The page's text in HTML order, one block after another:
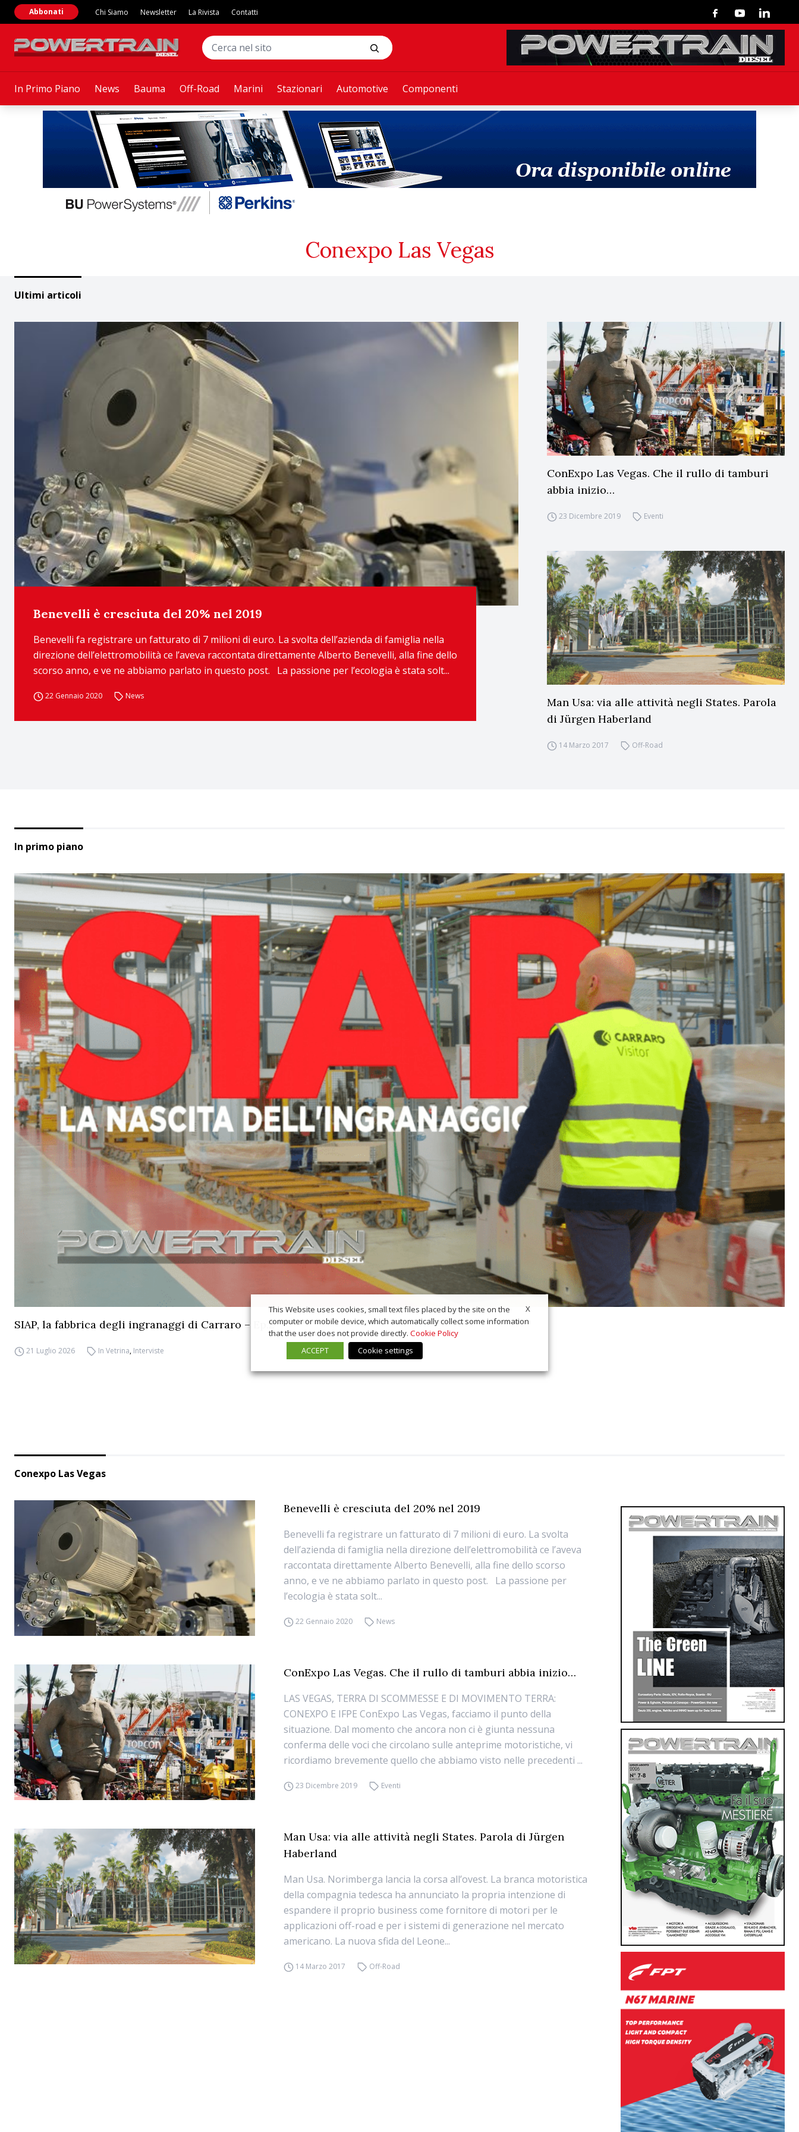
In Primo Piano News Bauma Off-Road Marini Stazionari Automotive Componenti
Abbonati Chi Siamo Newsletter La Rivista Contatti FacebookYoutubeLinkedin
Conexpo Las Vegas
Ultimi articoli
Benevelli è cresciuta del 20% nel 2019
Benevelli fa registrare un fatturato di 7 milioni di euro. La svolta dell’azienda di famiglia nella
direzione dell’elettromobilità ce l’aveva raccontata direttamente Alberto Benevelli, alla fine dello
scorso anno, e ve ne abbiamo parlato in questo post. La passione per l’ecologia è stata solt...
22 Gennaio 2020 News
ConExpo Las Vegas. Che il rullo di tamburi
abbia inizio…
23 Dicembre 2019 Eventi
Man Usa: via alle attività negli States. Parola
di Jürgen Haberland
14 Marzo 2017 Off-Road
In primo piano
SIAP, la fabbrica degli ingranaggi di Carraro – Ep.2
21 Luglio 2026 In Vetrina, Interviste
Conexpo Las Vegas
Benevelli è cresciuta del 20% nel 2019
Benevelli fa registrare un fatturato di 7 milioni di euro. La svolta
dell’azienda di famiglia nella direzione dell’elettromobilità ce l’aveva
raccontata direttamente Alberto Benevelli, alla fine dello scorso
anno, e ve ne abbiamo parlato in questo post. La passione per
l’ecologia è stata solt...
22 Gennaio 2020 News
ConExpo Las Vegas. Che il rullo di tamburi abbia inizio…
LAS VEGAS, TERRA DI SCOMMESSE E DI MOVIMENTO TERRA:
CONEXPO E IFPE ConExpo Las Vegas, facciamo il punto della
situazione. Dal momento che ancora non ci è giunta nessuna
conferma delle voci che circolano sulle anteprime motoristiche, vi
ricordiamo brevemente quello che abbiamo visto nelle precedenti ...
23 Dicembre 2019 Eventi
Man Usa: via alle attività negli States. Parola di Jürgen
Haberland
Man Usa. Norimberga lancia la corsa all’ovest. La branca motoristica
della compagnia tedesca ha annunciato la propria intenzione di
espandere il proprio business come fornitore di motori per le
applicazioni off-road e per i sistemi di generazione nel mercato
americano. La nuova sfida del Leone...
14 Marzo 2017 Off-Road
X
This Website uses cookies, small text files placed by the site on the
computer or mobile device, which automatically collect some information
that the user does not provide directly. Cookie Policy
ACCEPT
Cookie settings